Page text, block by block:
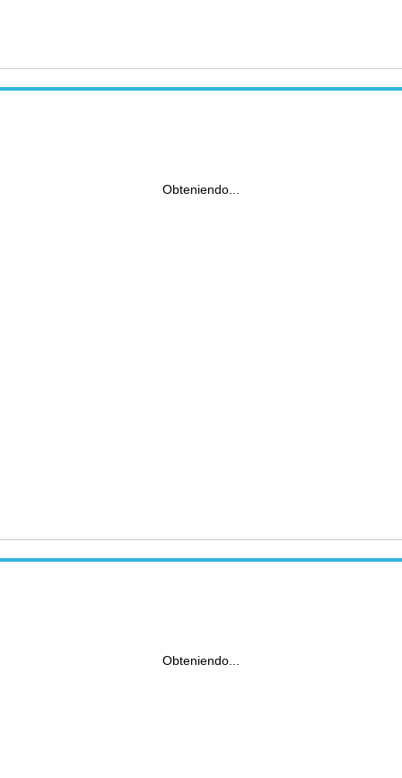
Obteniendo...
Obteniendo...